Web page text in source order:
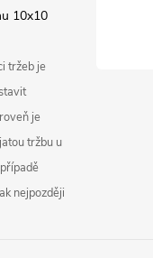
10x10
tržeb je
je
tržbu u
nejpozději